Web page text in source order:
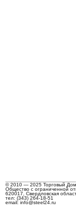
© 2010 — 2025 Торговый
Общество с ограниченной
620017, Свердловская
тел: (343) 264-18-51
email: info@steel24.ru